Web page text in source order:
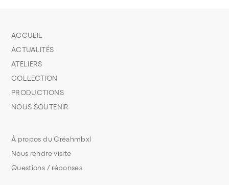
À propos du Créahmbxl
Nous rendre visite
Questions / réponses
ACCUEIL
ACTUALITÉS
ATELIERS
COLLECTION
PRODUCTIONS
NOUS SOUTENIR